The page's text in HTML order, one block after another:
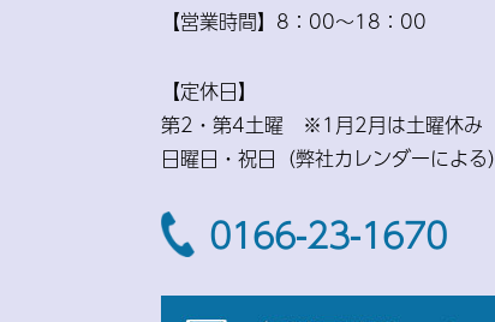
【営業時間】8：00〜18：00
【定休日】
第2・第4土曜 ※1月2月は土曜休み
日曜日・祝日（弊社カレンダーによる）
0166-23-1670